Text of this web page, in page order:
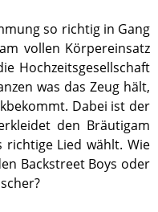
so richtig in Gang
vollen Körpereinsatz
Hochzeitsgesellschaft
was das Zeug hält,
Dabei ist der
den Bräutigam
Lied wählt. Wie
Backstreet Boys oder